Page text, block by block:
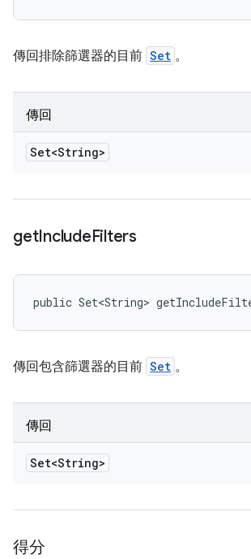
傳回排除篩選器的目前 Set 。
傳回
Set<String>
getIncludeFilters
public Set<String>
傳回包含篩選器的目前 Set 。
傳回
Set<String>
得分